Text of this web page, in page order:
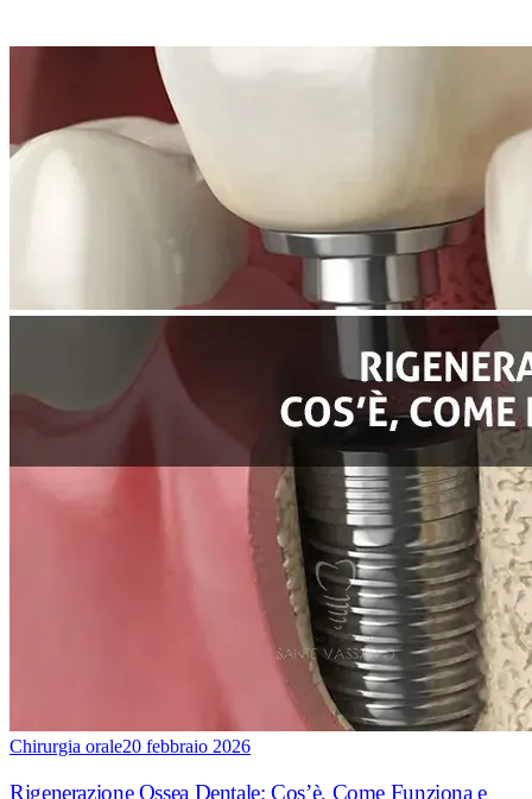
Chirurgia orale20 febbraio 2026
Rigenerazione Ossea Dentale: Cos’è, Come Funziona e